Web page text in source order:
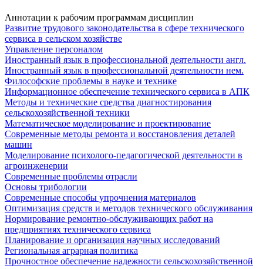
Аннотации к рабочим программам дисциплин
Развитие трудового законодательства в сфере технического
сервиса в сельском хозяйстве
Управление персоналом
Иностранный язык в профессиональной деятельности англ.
Иностранный язык в профессиональной деятельности нем.
Философские проблемы в науке и технике
Информационное обеспечение технического сервиса в АПК
Методы и технические средства диагностирования
сельскохозяйственной техники
Математическое моделирование и проектирование
Современные методы ремонта и восстановления деталей
машин
Моделирование психолого-педагогической деятельности в
агроинженерии
Современные проблемы отрасли
Основы трибологии
Современные способы упрочнения материалов
Оптимизация средств и методов технического обслуживания
Нормирование ремонтно-обслуживающих работ на
предприятиях технического сервиса
Планирование и организация научных исследований
Региональная аграрная политика
Прочностное обеспечение надежности сельскохозяйственной